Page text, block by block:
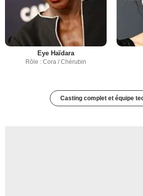
Eye Haïdara
Rôle : Cora / Chérubin
Casting complet et équipe